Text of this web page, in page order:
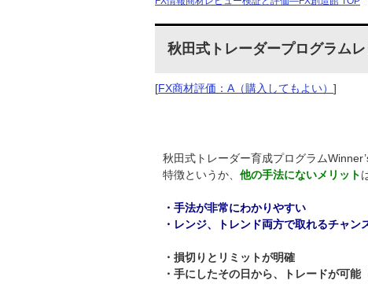
秋田式トレーダープログラム
[FX商材評価：A（購入してもよい） ]
秋田式トレーダー育成プログラム
特徴というか、 他の手法にないメリット
・手法が非常にわかりやすい
・レンジ、トレンド両方で取れるチャン
・損切りとリミットが明確
・手にしたその日から、トレードが可能